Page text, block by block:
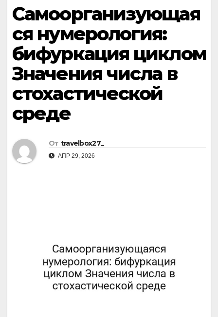
Самоорганизующая
ся нумерология:
бифуркация циклом
Значения числа в
стохастической
среде
От travelbox27_
АПР 29, 2026